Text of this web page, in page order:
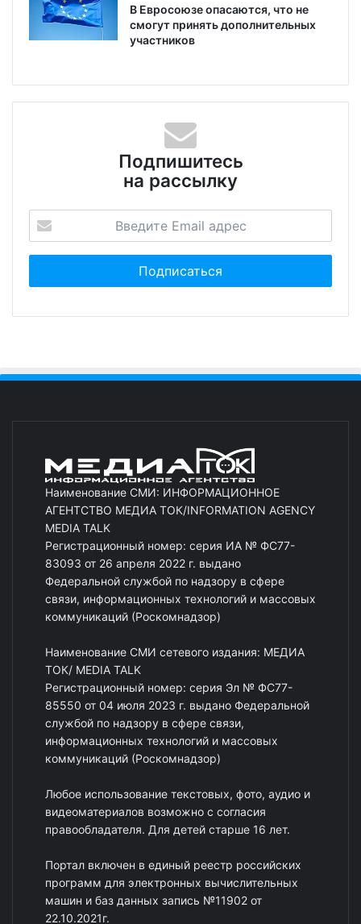
В Евросоюзе опасаются, что не
смогут принять дополнительных
участников
Подпишитесь
на рассылку
Наименование СМИ: ИНФОРМАЦИОННОЕ
АГЕНТСТВО МЕДИА ТОК/INFORMATION AGENCY
MEDIA TALK
Регистрационный номер: серия ИА № ФС77-
83093 от 26 апреля 2022 г. выдано
Федеральной службой по надзору в сфере
связи, информационных технологий и массовых
коммуникаций (Роскомнадзор)
Наименование СМИ сетевого издания: МЕДИА
ТОК/ MEDIA TALK
Регистрационный номер: серия Эл № ФС77-
85550 от 04 июля 2023 г. выдано Федеральной
службой по надзору в сфере связи,
информационных технологий и массовых
коммуникаций (Роскомнадзор)
Любое использование текстовых, фото, аудио и
видеоматериалов возможно с согласия
правообладателя. Для детей старше 16 лет.
Портал включен в единый реестр российских
программ для электронных вычислительных
машин и баз данных запись №11902 от
22.10.2021г.